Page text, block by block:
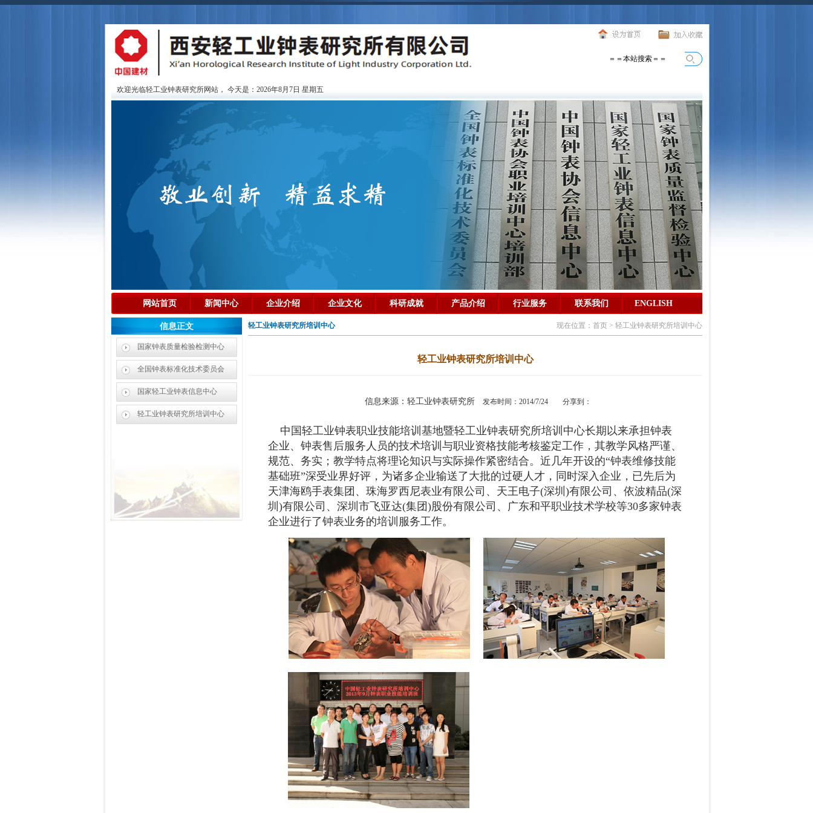
欢迎光临轻工业钟表研究所网站， 今天是：2026年8月7日 星期五
网站首页 新闻中心 企业介绍 企业文化 科研成就 产品介绍 行业服务 联系我们 ENGLISH
信息正文
国家钟表质量检验检测中心
全国钟表标准化技术委员会
国家轻工业钟表信息中心
轻工业钟表研究所培训中心
轻工业钟表研究所培训中心 现在位置：首页 > 轻工业钟表研究所培训中心
轻工业钟表研究所培训中心
信息来源：轻工业钟表研究所 发布时间：2014/7/24 分享到：
中国轻工业钟表职业技能培训基地暨轻工业钟表研究所培训中心长期以来承担钟表
企业、钟表售后服务人员的技术培训与职业资格技能考核鉴定工作，其教学风格严谨、
规范、务实；教学特点将理论知识与实际操作紧密结合。近几年开设的“钟表维修技能
基础班”深受业界好评，为诸多企业输送了大批的过硬人才，同时深入企业，已先后为
天津海鸥手表集团、珠海罗西尼表业有限公司、天王电子(深圳)有限公司、依波精品(深
圳)有限公司、深圳市飞亚达(集团)股份有限公司、广东和平职业技术学校等30多家钟表
企业进行了钟表业务的培训服务工作。